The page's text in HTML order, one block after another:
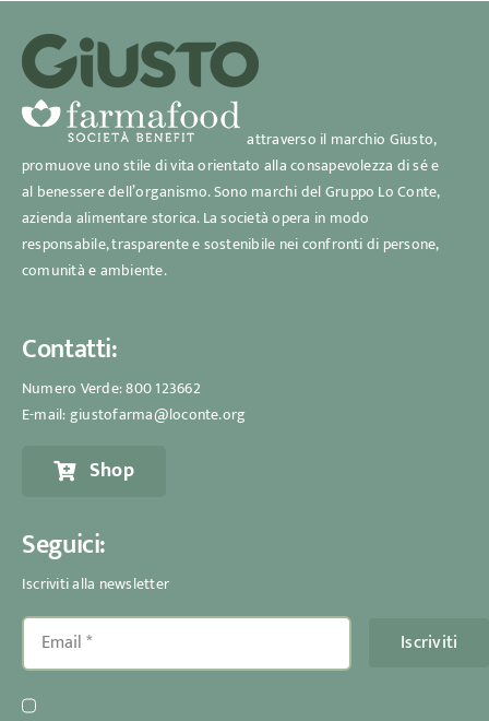
attraverso il marchio Giusto,
promuove uno stile di vita orientato alla consapevolezza di sé e
al benessere dell’organismo. Sono marchi del Gruppo Lo Conte,
azienda alimentare storica. La società opera in modo
responsabile, trasparente e sostenibile nei confronti di persone,
comunità e ambiente.
Contatti:
Numero Verde:800 123662
E-mail:giustofarma@loconte.org
Shop
Seguici:
Iscriviti alla newsletter
Iscriviti